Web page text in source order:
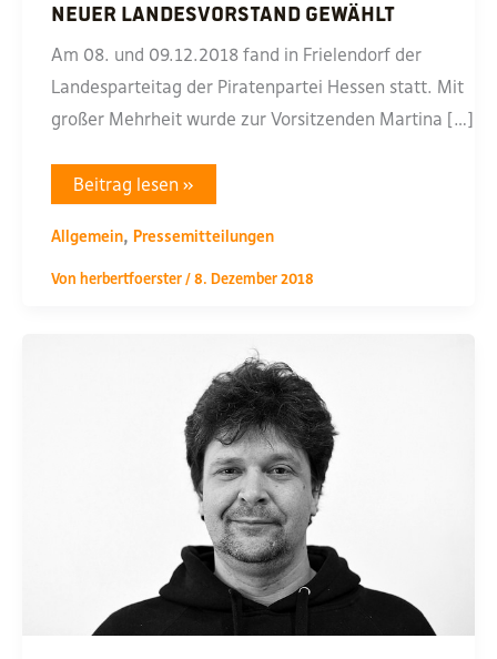
Neuer Landesvorstand gewählt
Am 08. und 09.12.2018 fand in Frielendorf der
Landesparteitag der Piratenpartei Hessen statt. Mit
großer Mehrheit wurde zur Vorsitzenden Martina […]
Neuer
Landesvorstand
Beitrag lesen »
Allgemein, Pressemitteilungen
Von herbertfoerster/8. Dezember 2018